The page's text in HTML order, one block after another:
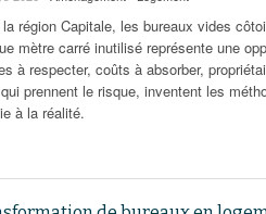
la région Capitale, les bureaux vides
mètre carré inutilisé représente une
à respecter, coûts à absorber,
prennent le risque, inventent les
à la réalité.